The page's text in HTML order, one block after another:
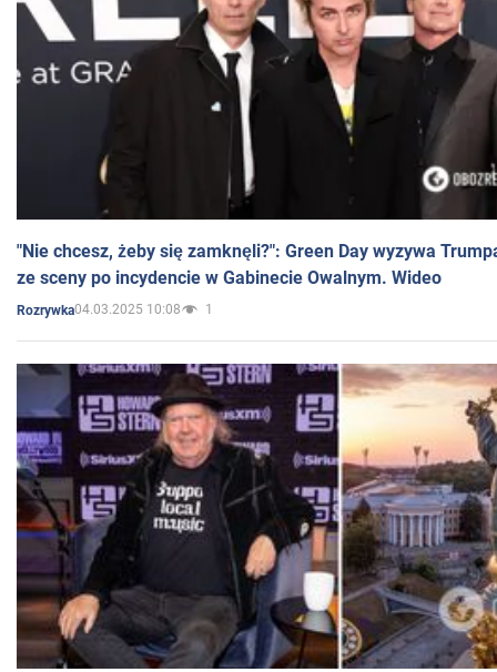
"Nie chcesz, żeby się zamknęli?": Green Day wyzywa
ze sceny po incydencie w Gabinecie Owalnym. Wideo
Rozrywka04.03.2025 10:08 1